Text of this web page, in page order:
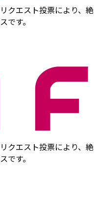
クエスト投票により、絶
です。
クエスト投票により、絶
です。